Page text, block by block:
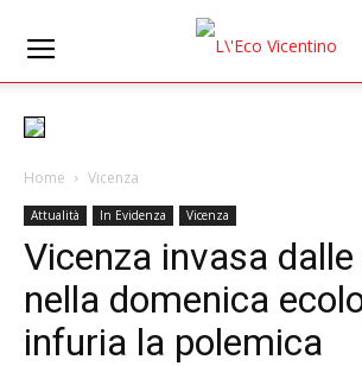
Home Vicenza
Attualità In Evidenza Vicenza
Vicenza invasa
nella domenica
infuria la polemica